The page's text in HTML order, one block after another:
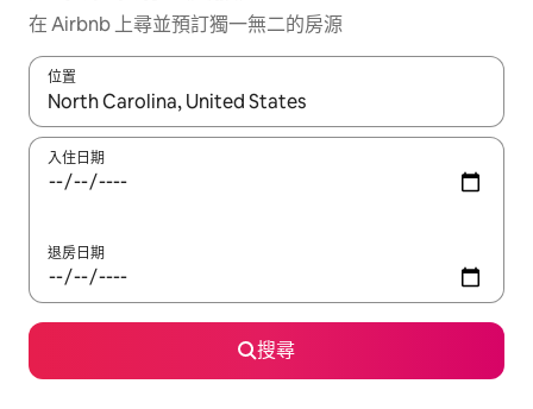
在 Airbnb 上尋並預訂獨一無二的房源
位置
如有搜尋結果，瀏覽內容時請使用上下箭頭，或輕點、滑動裝置。
入住日期
退房日期
搜尋